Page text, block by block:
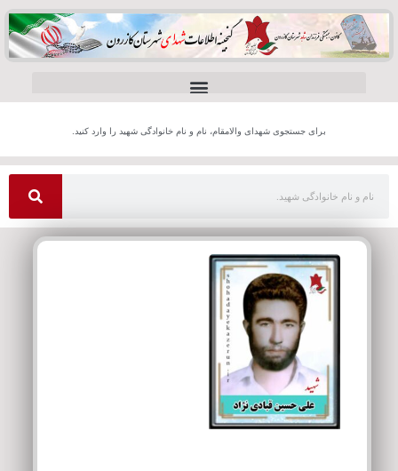
برای جستجوی شهدای والامقام، نام و نام خانوادگی شهید را وارد کنید.